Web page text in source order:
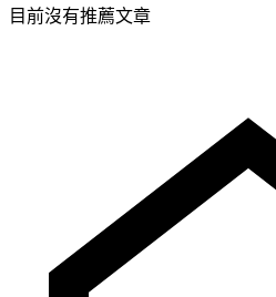
目前沒有推薦文章